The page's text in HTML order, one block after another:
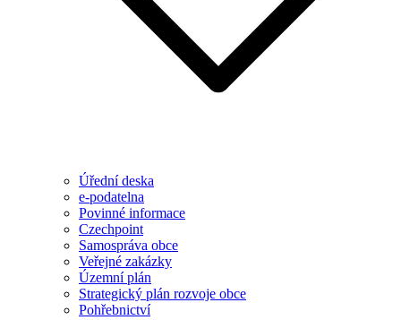
Úřední deska
e-podatelna
Povinné informace
Czechpoint
Samospráva obce
Veřejné zakázky
Územní plán
Strategický plán rozvoje obce
Pohřebnictví